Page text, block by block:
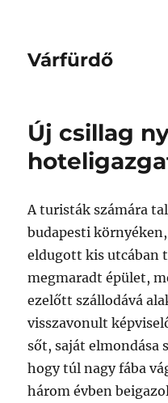
Várfürdő
Új csillag
A turisták számára
budapesti
eldugott kis utcában
megmaradt épület,
ezelőtt szállodává
visszavonult
sőt, saját elmondása
hogy túl nagy fába
három évben